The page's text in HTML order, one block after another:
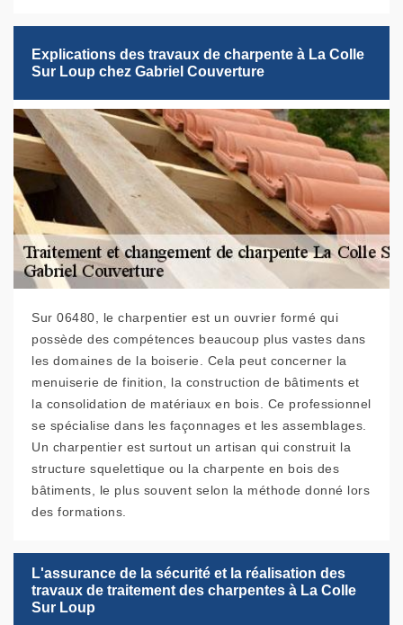
Explications des travaux de charpente à La Colle
Sur Loup chez Gabriel Couverture
Sur 06480, le charpentier est un ouvrier formé qui
possède des compétences beaucoup plus vastes dans
les domaines de la boiserie. Cela peut concerner la
menuiserie de finition, la construction de bâtiments et
la consolidation de matériaux en bois. Ce professionnel
se spécialise dans les façonnages et les assemblages.
Un charpentier est surtout un artisan qui construit la
structure squelettique ou la charpente en bois des
bâtiments, le plus souvent selon la méthode donné lors
des formations.
L'assurance de la sécurité et la réalisation des
travaux de traitement des charpentes à La Colle
Sur Loup